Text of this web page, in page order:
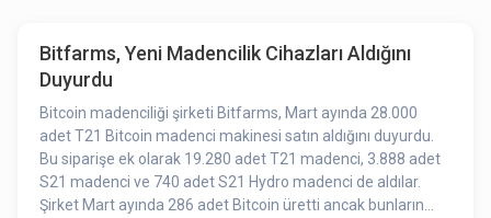
Bitfarms, Yeni Madencilik Cihazları Aldığını
Duyurdu
Bitcoin madenciliği şirketi Bitfarms, Mart ayında 28.000
adet T21 Bitcoin madenci makinesi satın aldığını duyurdu.
Bu siparişe ek olarak 19.280 adet T21 madenci, 3.888 adet
S21 madenci ve 740 adet S21 Hydro madenci de aldılar.
Şirket Mart ayında 286 adet Bitcoin üretti ancak bunların